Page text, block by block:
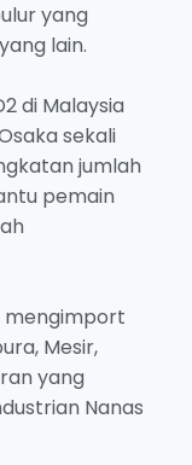
yang
lain.
di Malaysia
sekali
jumlah
pemain
mengimport
Mesir,
yang
Nanas